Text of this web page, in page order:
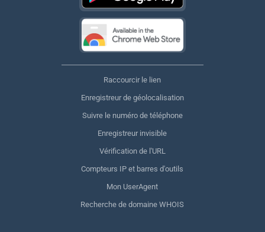
Raccourcir le lien
Enregistreur de géolocalisation
Suivre le numéro de téléphone
Enregistreur invisible
Vérification de l'URL
Compteurs IP et barres d'outils
Mon UserAgent
Recherche de domaine WHOIS